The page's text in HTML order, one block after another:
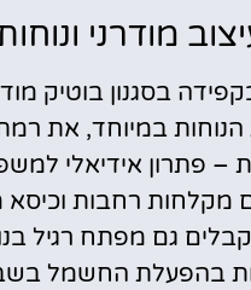
מודרני
בסגנון בוטיק
במיוחד, את
פתרון אידיאלי
מקלחות רחבות
גם מפתח רגיל
בהפעלת החשמל